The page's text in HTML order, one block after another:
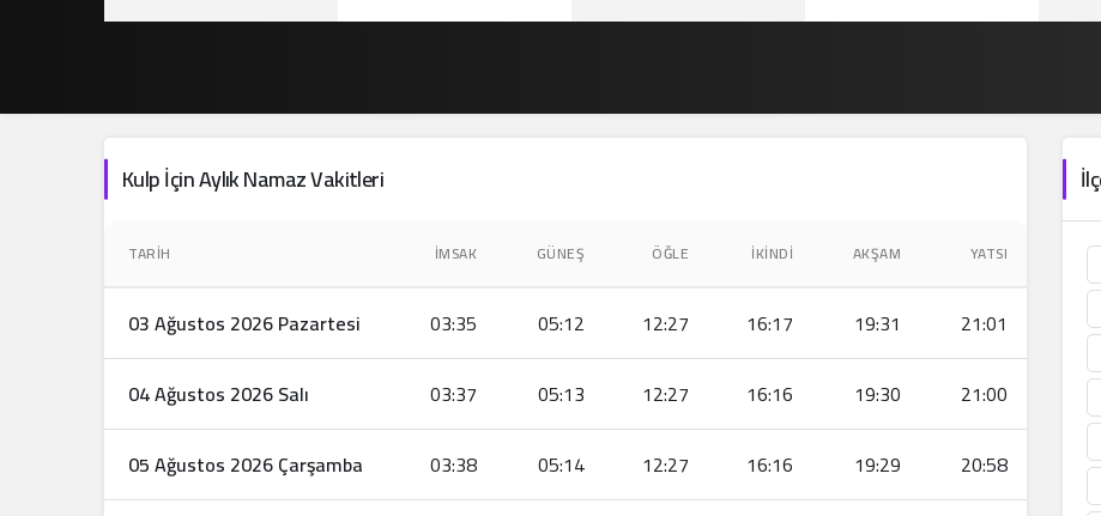
Kulp İçin Aylık Namaz Vakitleri
TARIH İMSAK GÜNEŞ ÖĞLE İKINDI AKŞAM YATSI
03 Ağustos 2026 Pazartesi 03:35 05:12 12:27 16:17 19:31
21:01
04 Ağustos 2026 Salı
03:37 05:13 12:27 16:16 19:30
21:00
05 Ağustos 2026 Çarşamba
03:38 05:14 12:27 16:16 19:29
20:58